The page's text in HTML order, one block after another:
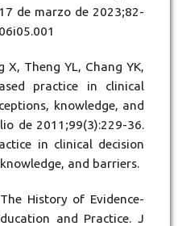
de marzo de 2023;82-
X, Theng YL, Chang YK,
practice in clinical
knowledge, and
de 2011;99(3):229-36.
in clinical decision
and barriers.
History of Evidence-
and Practice. J